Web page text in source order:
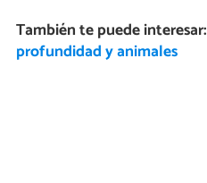
También te puede interesar:
profundidad y animales